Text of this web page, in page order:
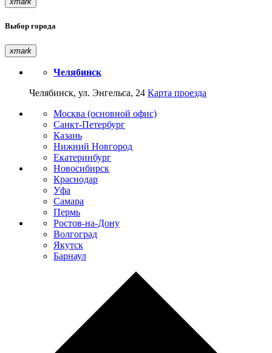
Выбор города
xmark
Челябинск
Челябинск, ул. Энгельса, 24 Карта проезда
Москва (основной офис)
Санкт-Петербург
Казань
Нижний Новгород
Екатеринбург
Новосибирск
Краснодар
Уфа
Самара
Пермь
Ростов-на-Дону
Волгоград
Якутск
Барнаул